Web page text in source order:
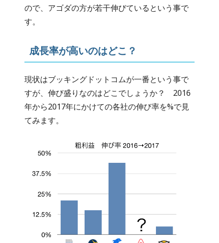
ので、アゴダの方が若干伸びているという事で
す。
成長率が高いのはどこ？
現状はブッキングドットコムが一番という事で
すが、伸び盛りなのはどこでしょうか？ 2016
年から2017年にかけての各社の伸び率を%で見
てみます。